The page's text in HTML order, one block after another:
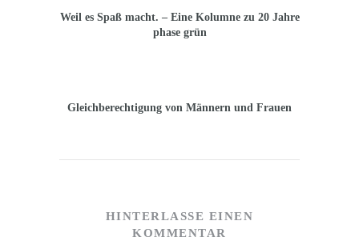
Weil es Spaß macht. – Eine Kolumne zu 20 Jahre
phase grün
Gleichberechtigung von Männern und Frauen
HINTERLASSE EINEN
KOMMENTAR